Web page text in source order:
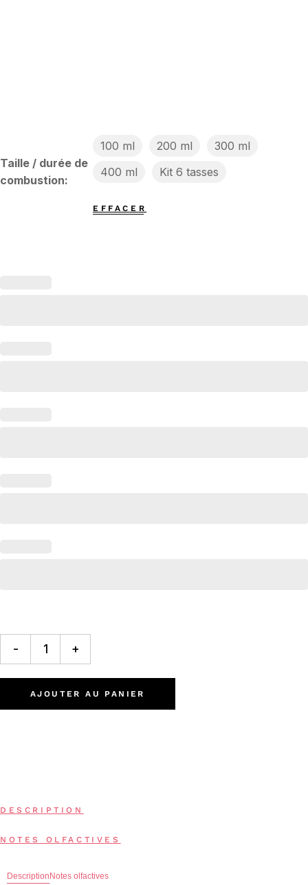
Taille / durée de
combustion
100 ml 200 ml
300 ml
400 ml
Kit 6 tasses
EFFACER
- +
AJOUTER AU PANIER
DESCRIPTION
NOTES OLFACTIVES
Description Notes olfactives